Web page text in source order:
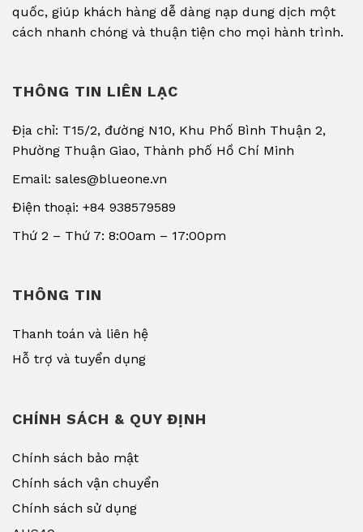
quốc, giúp khách hàng dễ dàng nạp dung dịch một
cách nhanh chóng và thuận tiện cho mọi hành trình.
THÔNG TIN LIÊN LẠC
Địa chỉ: T15/2, đường N10, Khu Phố Bình Thuận 2,
Phường Thuận Giao, Thành phố Hồ Chí Minh
Email: sales@blueone.vn
Điện thoại: +84 938579589
Thứ 2 – Thứ 7: 8:00am – 17:00pm
THÔNG TIN
Thanh toán và liên hệ
Hỗ trợ và tuyển dụng
CHÍNH SÁCH & QUY ĐỊNH
Chính sách bảo mật
Chính sách vận chuyển
Chính sách sử dụng